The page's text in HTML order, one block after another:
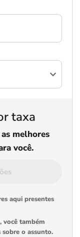
taxa
melhores
você.
aqui presentes
você também
o assunto.